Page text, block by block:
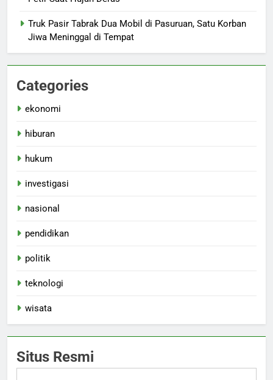
Truk Pasir Tabrak Dua Mobil di Pasuruan, Satu Korban
Jiwa Meninggal di Tempat
Categories
ekonomi
hiburan
hukum
investigasi
nasional
pendidikan
politik
teknologi
wisata
Situs Resmi